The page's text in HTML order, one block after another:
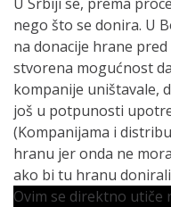
nego što se donira. U
na donacije hrane
stvorena mogućnost
kompanije uništavale,
još u potpunosti
(Kompanijama i
hranu jer onda ne
ako bi tu hranu
Ovim se direktno utiče